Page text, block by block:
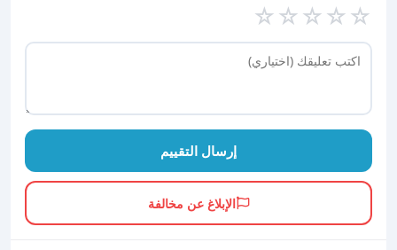
☆
☆
☆
☆
☆
إرسال التقييم
الإبلاغ عن مخالفة